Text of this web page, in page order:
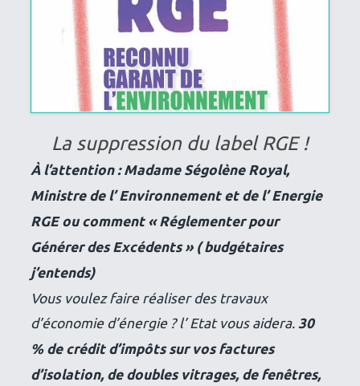
La suppression du label RGE !
À l’attention : Madame Ségolène Royal,
Ministre de l’ Environnement et de l’ Energie
RGE ou comment « Réglementer pour
Générer des Excédents » ( budgétaires
j’entends)
Vous voulez faire réaliser des travaux
d’économie d’énergie ? l’ Etat vous aidera.30
% de crédit d’impôts sur vos factures
d’isolation, de doubles vitrages, de fenêtres,